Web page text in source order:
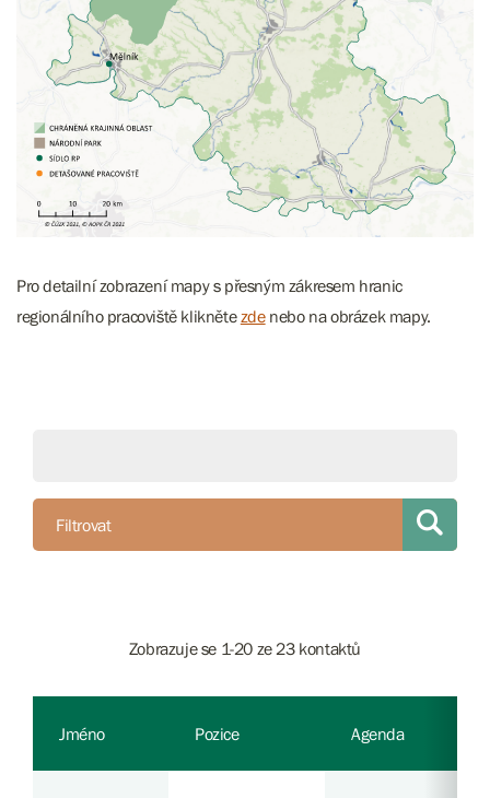
Pro detailní zobrazení mapy s přesným zákresem hranic
regionálního pracoviště kliknětezdenebo na obrázek mapy.
Filtrovat
Zobrazuje se 1-20 ze 23 kontaktů
Jméno Pozice Agenda